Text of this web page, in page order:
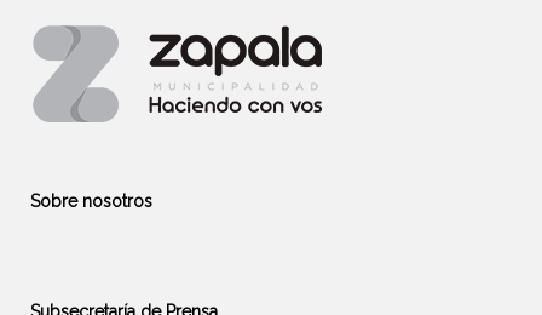
Sobre nosotros